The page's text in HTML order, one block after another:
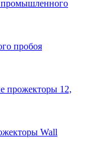
промышленного
пробоя
прожекторы 12,
Wall